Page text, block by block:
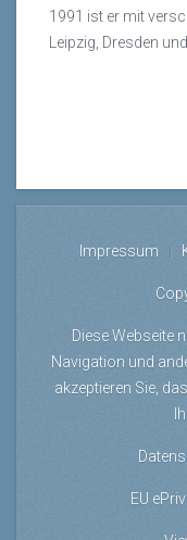
1991 ist er mit
Leipzig, Dresden
Impressum
Diese Webseite
Navigation und
akzeptieren Sie,
EU